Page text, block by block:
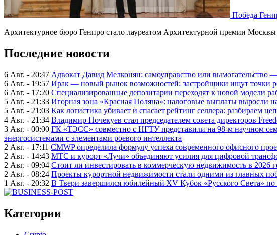
Победа
Архитектурное бюро Генпро стало лауреатом Архитектурной премии
Последние новости
6 Авг. - 20:47 Адвокат Давид Мелконян: самоуправство или вымогательство
6 Авг. - 19:57 Ирак — новый рынок возможностей: застройщики ищут точки
6 Авг. - 17:20 Специализированные депозитарии переходят к новой модели
5 Авг. - 21:33 Игорная зона «Красная Поляна»: налоговые выплаты выросли
5 Авг. - 21:03 Как логистика убивает и спасает рейтинг селлера: разбираем
4 Авг. - 21:34 Владимир Почекуев стал председателем совета директоров
3 Авг. - 00:00 ГК «ТЭСС» совместно с НГТУ представили на 98-м научном
энергосистемами с элементами роевого интеллекта
2 Авг. - 17:11 CMWP определила формулу успеха современного офисного
2 Авг. - 14:43 МТС и курорт «Лучи» объединяют усилия для цифровой
2 Авг. - 09:04 Стоит ли инвестировать в коммерческую недвижимость в 2026
2 Авг. - 08:24 Проекты курортной недвижимости стали одними из главных
1 Авг. - 20:32 В Твери завершился юбилейный XV Кубок «Русского Света» по
Категории